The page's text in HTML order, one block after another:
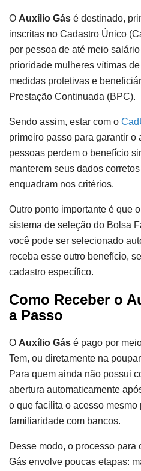
O Auxílio Gás é destinado,
inscritas no Cadastro Único
por pessoa de até meio
prioridade mulheres vítimas
medidas protetivas e
Prestação Continuada (BPC).
Sendo assim, estar com o
primeiro passo para garantir o
pessoas perdem o benefício
manterem seus dados
enquadram nos critérios.
Outro ponto importante é que
sistema de seleção do Bolsa
você pode ser selecionado
receba esse outro benefício,
cadastro específico.
Como Receber o
a Passo
O Auxílio Gás é pago por
Tem, ou diretamente na
Para quem ainda não possui
abertura automaticamente
o que facilita o acesso mesmo
familiaridade com bancos.
Desse modo, o processo
Gás envolve poucas etapas: